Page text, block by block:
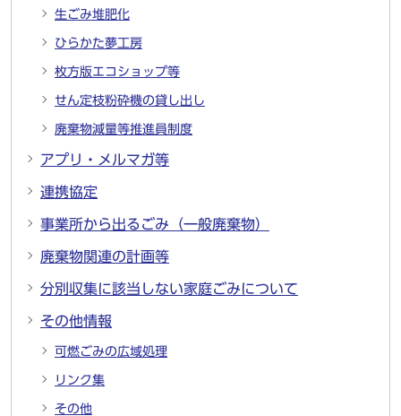
生ごみ堆肥化
ひらかた夢工房
枚方版エコショップ等
せん定枝粉砕機の貸し出し
廃棄物減量等推進員制度
アプリ・メルマガ等
連携協定
事業所から出るごみ（一般廃棄物）
廃棄物関連の計画等
分別収集に該当しない家庭ごみについて
その他情報
可燃ごみの広域処理
リンク集
その他